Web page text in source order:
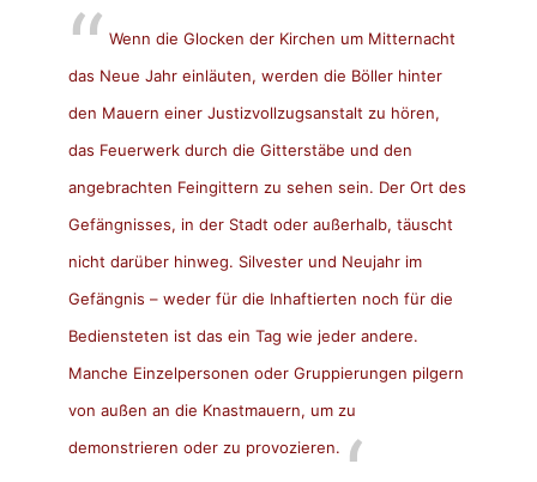
Wenn die Glocken der Kirchen um Mitternacht
das Neue Jahr einläuten, werden die Böller hinter
den Mauern einer Justizvollzugsanstalt zu hören,
das Feuerwerk durch die Gitterstäbe und den
angebrachten Feingittern zu sehen sein. Der Ort des
Gefängnisses, in der Stadt oder außerhalb, täuscht
nicht darüber hinweg. Silvester und Neujahr im
Gefängnis – weder für die Inhaftierten noch für die
Bediensteten ist das ein Tag wie jeder andere.
Manche Einzelpersonen oder Gruppierungen pilgern
von außen an die Knastmauern, um zu
demonstrieren oder zu provozieren.